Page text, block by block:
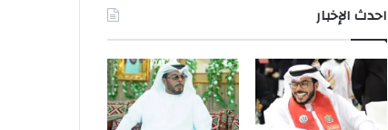
احدث الإخبار